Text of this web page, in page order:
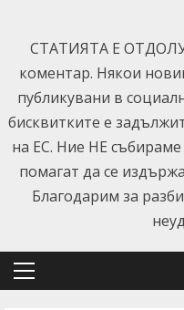
content
СТАТИЯТА Е
коментар. Някои
публикувани в
бисквитките е
на ЕС. Ние НЕ
помагат да се
Благодарим за
Primary